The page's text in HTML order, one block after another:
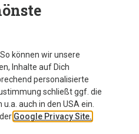
können wir unsere
Inhalte auf Dich
personalisierte
schließt ggf. die
auch in den USA ein.
Google Privacy Site.